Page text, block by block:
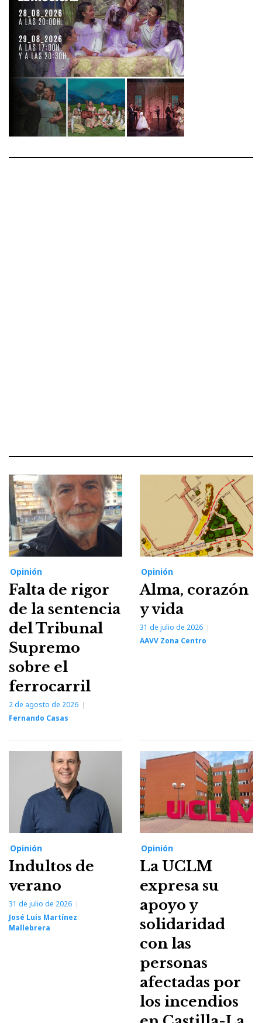
Opinión
Falta de rigor
de la sentencia
del Tribunal
Supremo
sobre el
ferrocarril
2 de agosto de 2026
Fernando Casas
Opinión
Alma, corazón
y vida
31 de julio de 2026
AAVV Zona Centro
Opinión
Indultos de
verano
31 de julio de 2026
José Luis Martínez
Mallebrera
Opinión
La UCLM
expresa su
apoyo y
solidaridad
con las
personas
afectadas por
los incendios